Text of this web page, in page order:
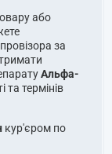
або
за
Альфа-
термінів
кур'єром по